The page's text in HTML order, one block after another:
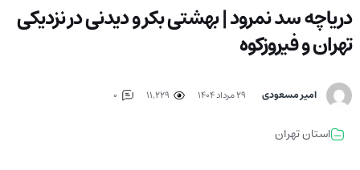
دریاچه سد نمرود | بهشتی بکر و دیدنی در نزدیکی
تهران و فیروزکوه
امیر مسعودی ۲۹ مرداد ۱۴۰۴
استان تهران